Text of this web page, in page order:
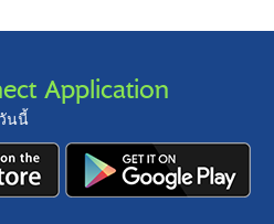
Application
นนี้